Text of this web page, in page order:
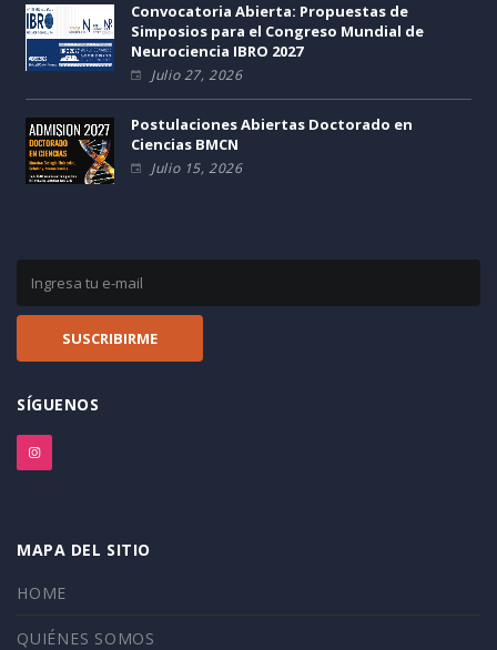
Convocatoria Abierta: Propuestas de
Simposios para el Congreso Mundial de
Neurociencia IBRO 2027
Julio 27, 2026
Postulaciones Abiertas Doctorado en
Ciencias BMCN
Julio 15, 2026
SÍGUENOS
MAPA DEL SITIO
HOME
QUIÉNES SOMOS